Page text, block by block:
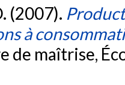
(2007).
à
de maîtrise,